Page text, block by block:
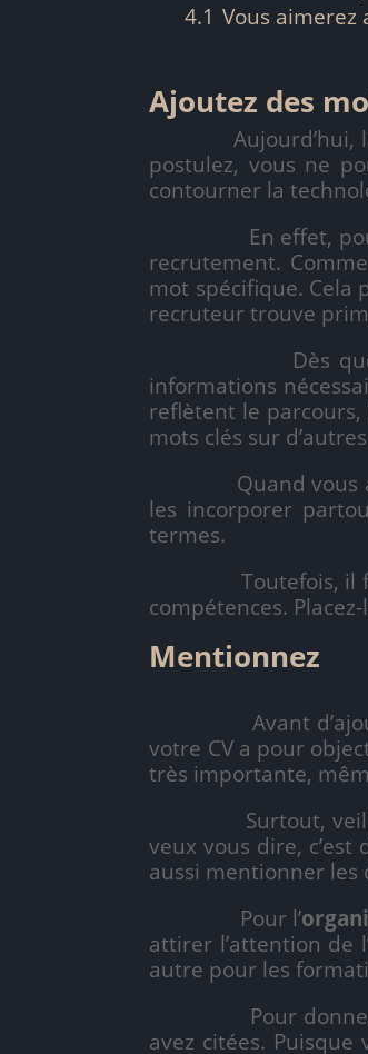
4.1 Vous aimerez
Ajoutez des
postulez, vous ne
contourner la
En effet, pour
recrutement.
mot spécifique. Cela
recruteur trouve
Dès que
informations
reflètent le parcours,
mots clés sur
Quand vous
les incorporer
termes.
Toutefois, il faut
compétences.
Avant
votre CV a pour
très importante,
Surtout, veillez
veux vous dire,
aussi mentionner les
Pour l’
attirer l’attention de
autre pour les
Pour donner
avez citées.